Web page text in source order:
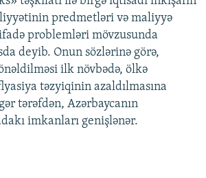
predmetləri və maliyyə
problemləri mövzusunda
deyib. Onun sözlərinə görə,
ilk növbədə, ölkə
təzyiqinin azaldılmasına
tərəfdən, Azərbaycanın
imkanları genişlənər.